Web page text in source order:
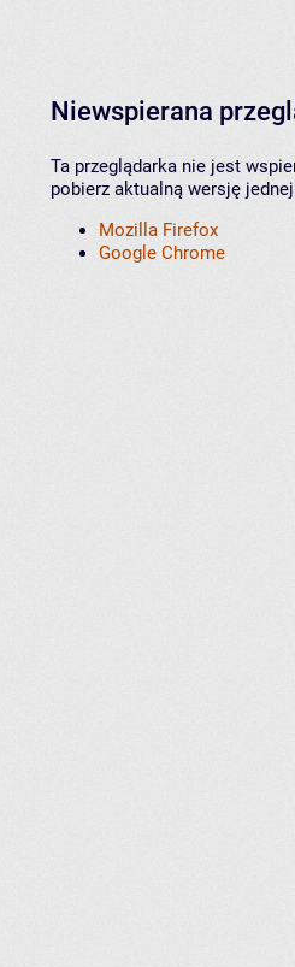
Niewspierana
Ta przeglądarka nie jest
pobierz aktualną wersję
Mozilla Firefox
Google Chrome